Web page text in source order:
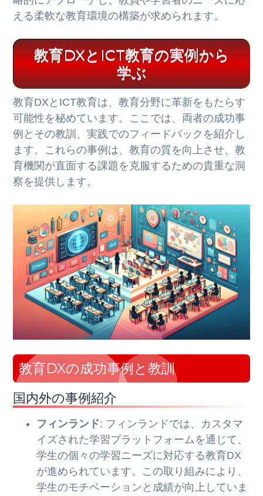
える柔軟な教育環境の構築が求められます。
教育DXとICT教育の実例から
学ぶ
教育DXとICT教育は、教育分野に革新をもたらす
可能性を秘めています。ここでは、両者の成功事
例とその教訓、実践でのフィードバックを紹介し
ます。これらの事例は、教育の質を向上させ、教
育機関が直面する課題を克服するための貴重な洞
察を提供します。
教育DXの成功事例と教訓
国内外の事例紹介
フィンランド: フィンランドでは、カスタマ
イズされた学習プラットフォームを通じて、
学生の個々の学習ニーズに対応する教育DX
が進められています。この取り組みにより、
学生のモチベーションと成績が向上していま